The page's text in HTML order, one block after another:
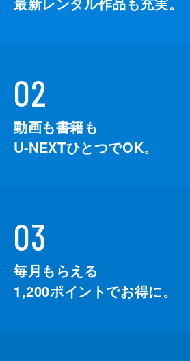
02
動画も書籍も
U-NEXTひとつでOK。
03
毎月もらえる
1,200ポイントでお得に。